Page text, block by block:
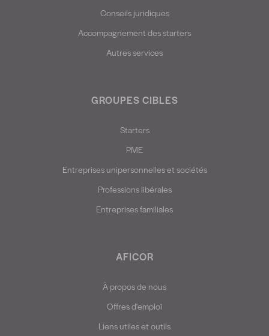
Conseils juridiques
Accompagnement des starters
Autres services
GROUPES CIBLES
Starters
PME
Entreprises unipersonnelles et sociétés
Professions libérales
Entreprises familiales
AFICOR
À propos de nous
Offres d'emploi
Liens utiles et outils